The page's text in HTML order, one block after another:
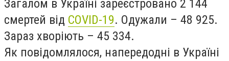
Загалом в Україні зареєстровано 2 144
смертей від COVID-19. Одужали – 48 925.
Зараз хворіють – 45 334.
Як повідомлялося, напередодні в Україні